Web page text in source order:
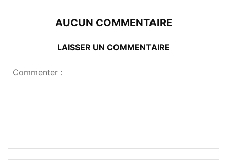
AUCUN COMMENTAIRE
LAISSER UN COMMENTAIRE